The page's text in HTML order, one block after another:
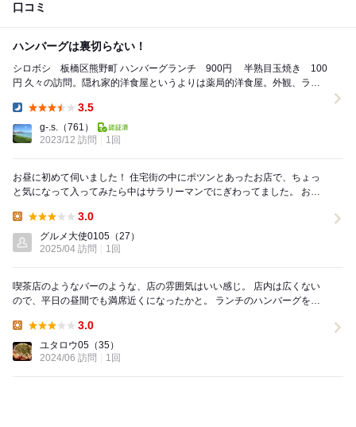
口コミ
ハンバーグは裏切らない！
シロボシ 板橋区熊野町 ハンバーグランチ 900円 半熟目玉焼き 100
円 久々の訪問。隠れ家的洋食屋というよりは薬局的洋食屋。外観、ラン
3.5
g-.s. （761）
2023/12 訪問
1回
お昼に初めて伺いました！ 住宅街の中にポツンとあったお店で、ちょっ
と気になって入ってみたら中はサラリーマンでにぎわってました。 おろ
3.0
グルメ大使0105 （27）
2025/04 訪問
1回
喫茶店のようなバーのような、店の雰囲気はいい感じ。 店内は広くない
ので、平日の昼間でも満席近くになったかと。 ランチのハンバーグを注
3.0
ユタロウ05 （35）
2024/06 訪問
1回